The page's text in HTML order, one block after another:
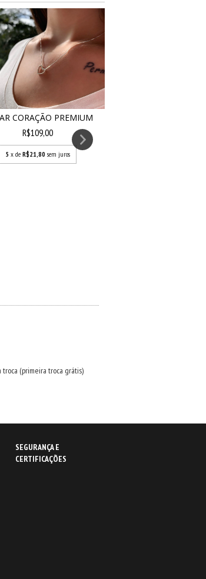
CORAÇÃO PREMIUM
R$109,00
5 x deR$21,80 sem juros
troca (primeira troca grátis)
SEGURANÇA E
CERTIFICAÇÕES